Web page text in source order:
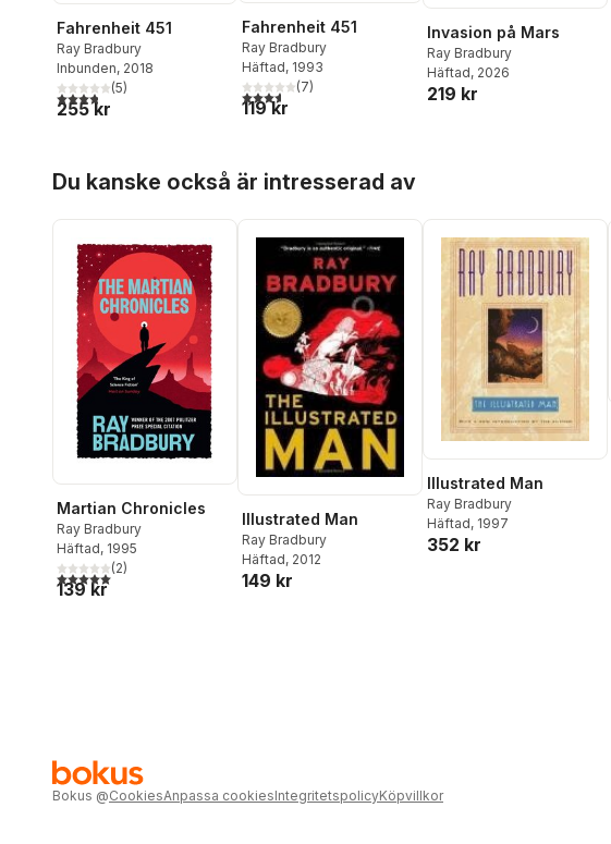
Fahrenheit 451
Ray Bradbury
Inbunden, 2018
3,8utav 5 stjärnor. Totalt antal röster:
(5)
255 kr
Fahrenheit 451
Ray Bradbury
Häftad, 1993
3,6utav 5 stjärnor. Totalt antal röster:
(7)
119 kr
Invasion på Mars
Ray Bradbury
Häftad, 2026
219 kr
Du kanske också är intresserad av
Martian Chronicles
Ray Bradbury
Häftad, 1995
5,0utav 5 stjärnor. Totalt antal röster:
(2)
139 kr
Illustrated Man
Ray Bradbury
Häftad, 2012
149 kr
Illustrated Man
Ray Bradbury
Häftad, 1997
352 kr
Bokus @CookiesAnpassa cookiesIntegritetspolicyKöpvillkor